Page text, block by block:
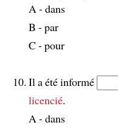
A - dans
B - par
C - pour
Il a été informé
licencié.
A - dans